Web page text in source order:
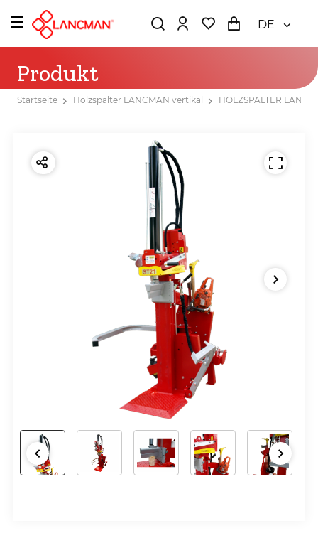
DE
Produkt
Startseite Holzspalter LANCMAN vertikal HOLZSPALTER